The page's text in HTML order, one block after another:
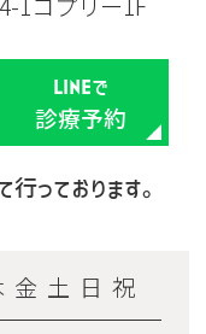
LINEで
診療予約
っております。
金 土 日 祝